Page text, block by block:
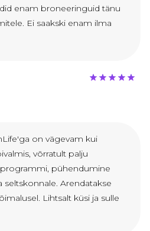
enam broneeringuid tänu
Ei saakski enam ilma
on vägevam kui
võrratult palju
pühendumine
seltskonnale. Arendatakse
Lihtsalt küsi ja sulle